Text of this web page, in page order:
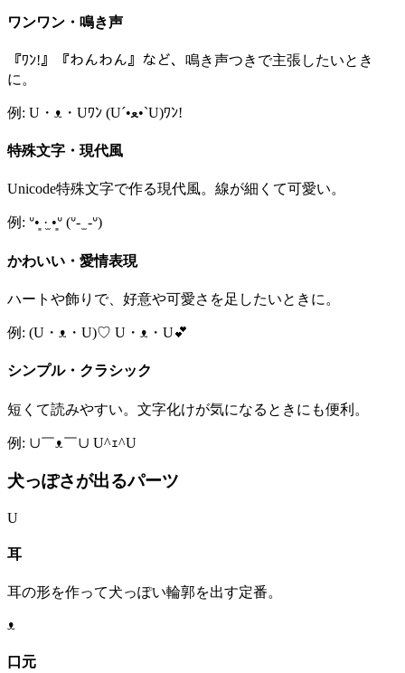
ワンワン・鳴き声
『ﾜﾝ!』『わんわん』など、鳴き声つきで主張したいとき
に。
例: U・ᴥ・Uﾜﾝ (U´•ﻌ•`U)ﾜﾝ!
特殊文字・現代風
Unicode特殊文字で作る現代風。線が細くて可愛い。
例: ᐡ•͈ ·̫ •͈ᐡ (ᐡ- ̫ -ᐡ)
かわいい・愛情表現
ハートや飾りで、好意や可愛さを足したいときに。
例: (U・ᴥ・U)♡ U・ᴥ・U💕
シンプル・クラシック
短くて読みやすい。文字化けが気になるときにも便利。
例: ∪￣ᴥ￣∪ U^ｪ^U
犬っぽさが出るパーツ
U
耳
耳の形を作って犬っぽい輪郭を出す定番。
ᴥ
口元